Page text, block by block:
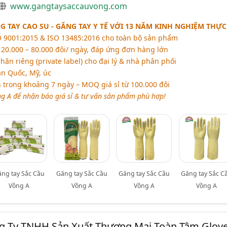
www.gangtaysaccauvong.com
TAY CAO SU - GĂNG TAY Y TẾ VỚI 13 NĂM KINH NGHIỆM THỰC
& ISO 13485:2016 cho toàn bộ sản phẩm
– 80.000 đôi/ ngày, đáp ứng đơn hàng lớn
riêng (private label) cho đại lý & nhà phân phối
Quốc, Mỹ, úc
khoảng 7 ngày – MOQ giá sỉ từ 100.000 đôi
A để nhận báo giá sỉ & tư vấn sản phẩm phù hợp!
tay Sắc Cầu
Vồng A
Găng tay Sắc Cầu
Vồng A
Găng tay Sắc Cầu
Vồng A
Găng tay Sắc
Vồng A